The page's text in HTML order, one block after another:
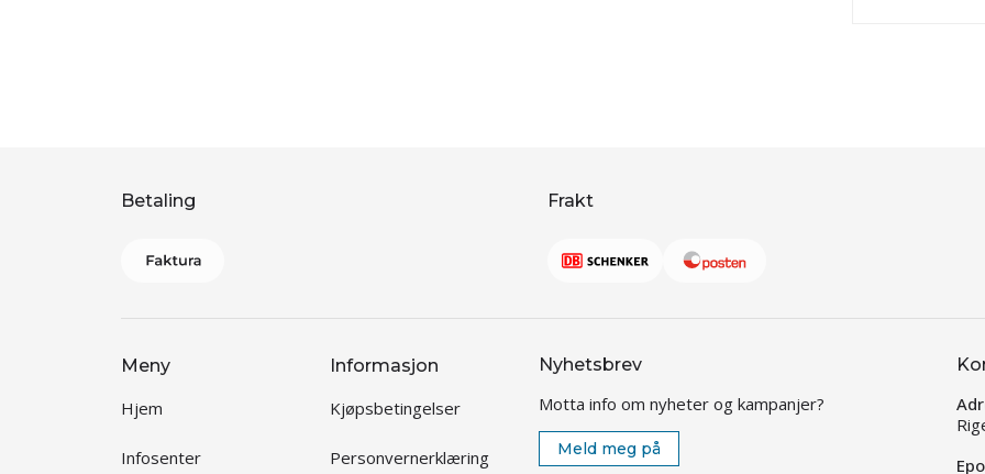
Betaling Frakt
Meny
Hjem
Infosenter
Informasjon
Kjøpsbetingelser
Personvernerklæring
Nyhetsbrev
Motta info om nyheter og kampanjer?
Meld meg på